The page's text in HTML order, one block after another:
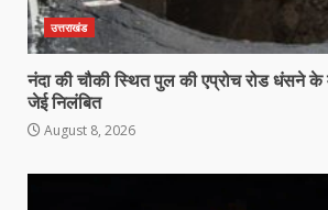
उत्तराखंड
नंदा की चौकी स्थित पुल की एप्रोच रोड धंसने
जेई निलंबित
August 8, 2026